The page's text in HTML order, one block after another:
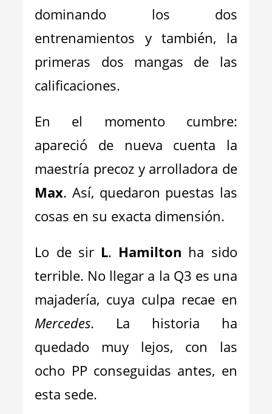
dominando los dos
entrenamientos y también, la
primeras dos mangas de las
calificaciones.
En el momento cumbre:
apareció de nueva cuenta la
maestría precoz y arrolladora de
Max. Así, quedaron puestas las
cosas en su exacta dimensión.
Lo de sir L. Hamilton ha sido
terrible. No llegar a la Q3 es una
majadería, cuya culpa recae en
Mercedes. La historia ha
quedado muy lejos, con las
ocho PP conseguidas antes, en
esta sede.